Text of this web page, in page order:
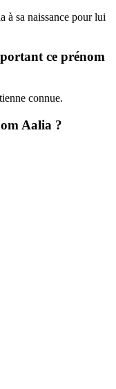
à sa naissance pour lui
ce prénom
connue.
Aalia ?